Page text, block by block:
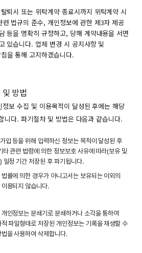
퇴시 또는 위탁계약 종료시까지 위탁계약 시
련 법규의 준수, 개인정보에 관한 제3자 제공
등을 명확히 규정하고, 당해 계약내용을 서면
있습니다. 업체 변경 시 공지사항 및
을 통해 고지하겠습니다.
방법
보 수집 및 이용목적이 달성된 후에는 해당
니다. 파기절차 및 방법은 다음과 같습니다.
입 등을 위해 입력하신 정보는 목적이 달성된 후
타 관련 법령에 의한 정보보호 사유에 따라(보유 및
일정 기간 저장된 후 파기됩니다.
률에 의한 경우가 아니고서는 보유되는 이외의
용되지 않습니다.
인정보는 분쇄기로 분쇄하거나 소각을 통하여
파일형태로 저장된 개인정보는 기록을 재생할 수
을 사용하여 삭제합니다.